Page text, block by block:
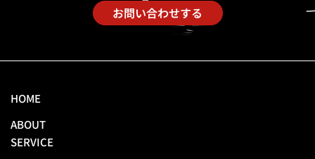
お問い合わせする
HOME
ABOUT
SERVICE